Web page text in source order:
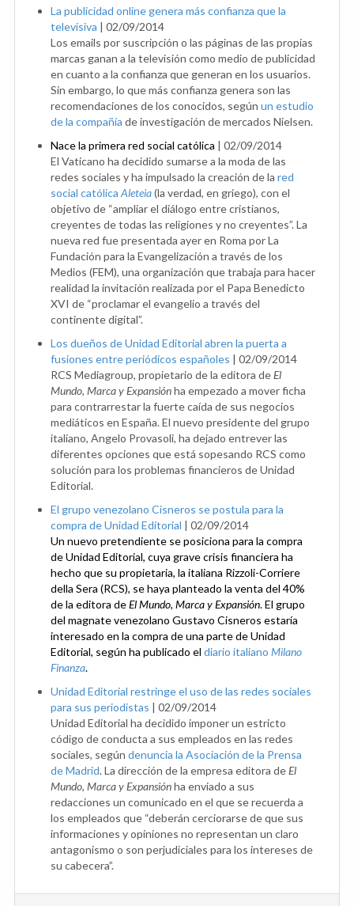
La publicidad online genera más confianza que la
televisiva | 02/09/2014
Los emails por suscripción o las páginas de las propias
marcas ganan a la televisión como medio de publicidad
en cuanto a la confianza que generan en los usuarios.
Sin embargo, lo que más confianza genera son las
recomendaciones de los conocidos, según un estudio
de la compañía de investigación de mercados Nielsen.
Nace la primera red social católica | 02/09/2014
El Vaticano ha decidido sumarse a la moda de las
redes sociales y ha impulsado la creación de la red
social católica Aleteia(la verdad, en griego), con el
objetivo de “ampliar el diálogo entre cristianos,
creyentes de todas las religiones y no creyentes”. La
nueva red fue presentada ayer en Roma por La
Fundación para la Evangelización a través de los
Medios (FEM), una organización que trabaja para hacer
realidad la invitación realizada por el Papa Benedicto
XVI de “proclamar el evangelio a través del
continente digital”.
Los dueños de Unidad Editorial abren la puerta a
fusiones entre periódicos españoles | 02/09/2014
RCS Mediagroup, propietario de la editora deEl
Mundo, Marca y Expansiónha empezado a mover ficha
para contrarrestar la fuerte caída de sus negocios
mediáticos en España. El nuevo presidente del grupo
italiano, Angelo Provasoli, ha dejado entrever las
diferentes opciones que está sopesando RCS como
solución para los problemas financieros de Unidad
Editorial.
El grupo venezolano Cisneros se postula para la
compra de Unidad Editorial | 02/09/2014
Un nuevo pretendiente se posiciona para la compra
de Unidad Editorial, cuya grave crisis financiera ha
hecho que su propietaria, la italiana Rizzoli-Corriere
della Sera (RCS), se haya planteado la venta del 40%
de la editora deEl Mundo, Marca y Expansión. El grupo
del magnate venezolano Gustavo Cisneros estaría
interesado en la compra de una parte de Unidad
Editorial, según ha publicado el diario italiano Milano
Finanza.
Unidad Editorial restringe el uso de las redes sociales
para sus periodistas | 02/09/2014
Unidad Editorial ha decidido imponer un estricto
código de conducta a sus empleados en las redes
sociales, según denuncia la Asociación de la Prensa
de Madrid. La dirección de la empresa editora deEl
Mundo, Marca y Expansiónha enviado a sus
redacciones un comunicado en el que se recuerda a
los empleados que “deberán cerciorarse de que sus
informaciones y opiniones no representan un claro
antagonismo o son perjudiciales para los intereses de
su cabecera”.